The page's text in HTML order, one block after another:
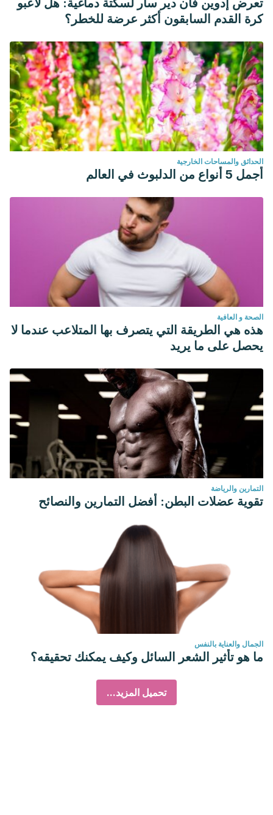
تعرض إدوين فان دير سار لسكتة دماغية: هل لاعبو
كرة القدم السابقون أكثر عرضة للخطر؟
الحدائق والمساحات الخارجية
أجمل 5 أنواع من الدلبوث في العالم
الصحة و العافية
هذه هي الطريقة التي يتصرف بها المتلاعب عندما لا
يحصل على ما يريد
التمارين والرياضة
تقوية عضلات البطن: أفضل التمارين والنصائح
الجمال والعناية بالنفس
ما هو تأثير الشعر السائل وكيف يمكنك تحقيقه؟
تحميل المزيد...